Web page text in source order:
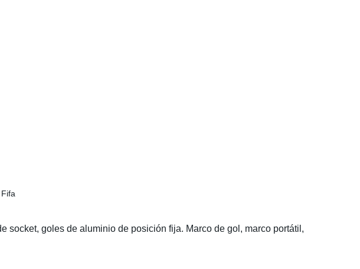
socket, goles de aluminio de posición fija. Marco de gol, marco portátil,